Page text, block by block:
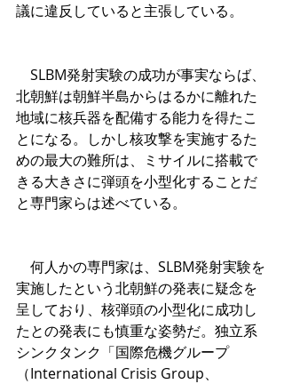
議に違反していると主張している。
SLBM発射実験の成功が事実ならば、
北朝鮮は朝鮮半島からはるかに離れた
地域に核兵器を配備する能力を得たこ
とになる。しかし核攻撃を実施するた
めの最大の難所は、ミサイルに搭載で
きる大きさに弾頭を小型化することだ
と専門家らは述べている。
何人かの専門家は、SLBM発射実験を
実施したという北朝鮮の発表に疑念を
呈しており、核弾頭の小型化に成功し
たとの発表にも慎重な姿勢だ。独立系
シンクタンク「国際危機グループ
（International Crisis Group、